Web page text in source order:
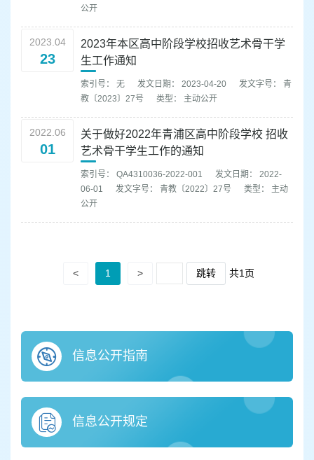
公开
2023.04
23
2023年本区高中阶段学校招收艺术骨干学
生工作通知
索引号： 无 发文日期： 2023-04-20
发文字号： 青
教〔2023〕27号
类型： 主动公开
2022.06
01
关于做好2022年青浦区高中阶段学校 招收
艺术骨干学生工作的通知
索引号： QA4310036-2022-001
发文日期： 2022-
06-01
发文字号： 青教〔2022〕27号
类型： 主动
公开
< 1 > 跳转 共1页
信息公开指南
信息公开规定